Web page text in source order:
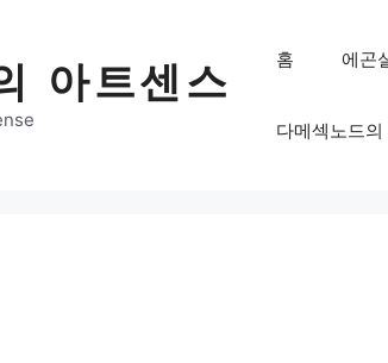
아트센스 홈 에곤
다메섹노드의